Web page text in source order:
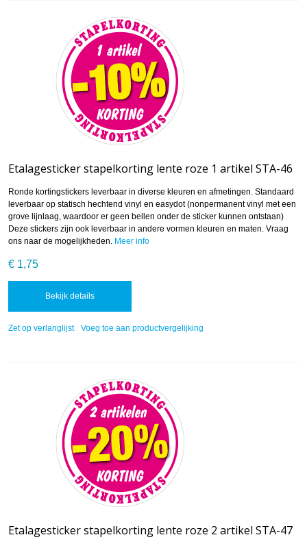
Etalagesticker stapelkorting lente roze 1 artikel STA-46
Ronde kortingstickers leverbaar in diverse kleuren en afmetingen. Standaard
leverbaar op statisch hechtend vinyl en easydot (nonpermanent vinyl met een
grove lijnlaag, waardoor er geen bellen onder de sticker kunnen ontstaan)
Deze stickers zijn ook leverbaar in andere vormen kleuren en maten. Vraag
ons naar de mogelijkheden. Meer info
€ 1,75
Bekijk details
Zet op verlanglijst Voeg toe aan productvergelijking
Etalagesticker stapelkorting lente roze 2 artikel STA-47